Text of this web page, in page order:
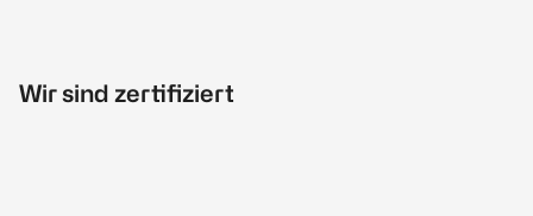
Wir sind zertifiziert